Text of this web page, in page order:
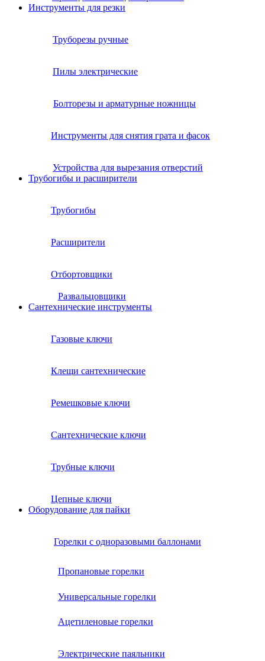
Инструменты для резки
Труборезы ручные
Пилы электрические
Болторезы и арматурные ножницы
Инструменты для снятия грата и фасок
Устройства для вырезания отверстий
Трубогибы и расширители
Трубогибы
Расширители
Отбортовщики
Развальцовщики
Сантехнические инcтрументы
Газовые ключи
Клещи сантехнические
Ремешковые ключи
Сантехнические ключи
Трубные ключи
Цепные ключи
Оборудование для пайки
Горелки с одноразовыми баллонами
Пропановые горелки
Универсальные горелки
Ацетиленовые горелки
Электрические паяльники